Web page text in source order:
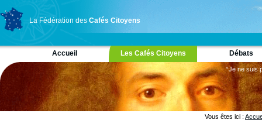
La Fédération des Cafés Citoyens
Accueil Les Cafés Citoyens Débats
“Je ne suis
Vous êtes ici :